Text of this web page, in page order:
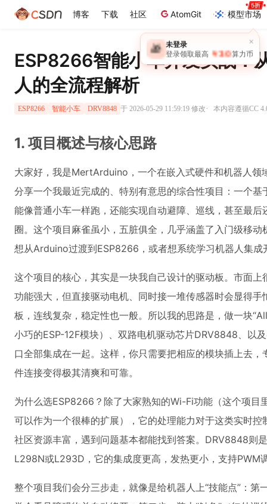
博客 下载 社区 AtomGit 模型市场
×
🎁 未登录
登录领取最高 ￥30 算力币
ESP8266智能小车开发实战：
人的全流程解析
ESP8266 智能小车 DRV8848 于 2026-05-29 11:59:19 修改· 本内容遵循CC
1. 项目概述与核心思路
大家好，我是MertArduino，一个在嵌入式硬件和机器人领
分享一个我最近完成的、特别有意思的综合性项目：一个
能像普通小车一样跑，还能实现自动避障、巡线，甚至最后
圈。这个项目麻雀虽小，五脏俱全，几乎涵盖了入门级移
想从Arduino过渡到ESP8266，或者想系统学习机器人集成
这个项目的核心，其实是一块我自己设计的驱动板。市面
功能强大，但直接驱动电机、同时接一堆传感器时会显得
板，连线复杂，稳定性也一般。所以我的思路是，做一块
小巧的ESP-12F模块）、双路电机驱动芯片DRV8848、以
口全部集成在一起。这样，你只需要把相应的模块插上去
件连接变得极其清爽和可靠。
为什么选ESP8266？除了大家熟知的Wi-Fi功能（这个项目
可以作为一个很棒的扩展），它的处理能力对于这类实时
社区资源丰富，遇到问题基本都能找到答案。DRV8848则
L298N或L293D，它的集成度更高，发热更小，支持PWM
整个项目我们会分三步走，就像是给机器人上“技能点”：第